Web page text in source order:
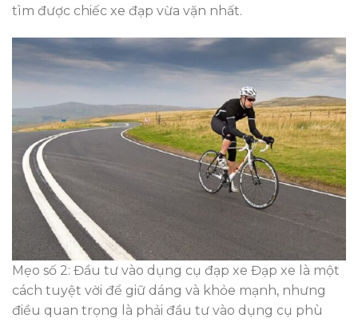
tìm được chiếc xe đạp vừa vặn nhất.
Mẹo số 2: Đầu tư vào dụng cụ đạp xe Đạp xe là một
cách tuyệt vời để giữ dáng và khỏe mạnh, nhưng
điều quan trọng là phải đầu tư vào dụng cụ phù